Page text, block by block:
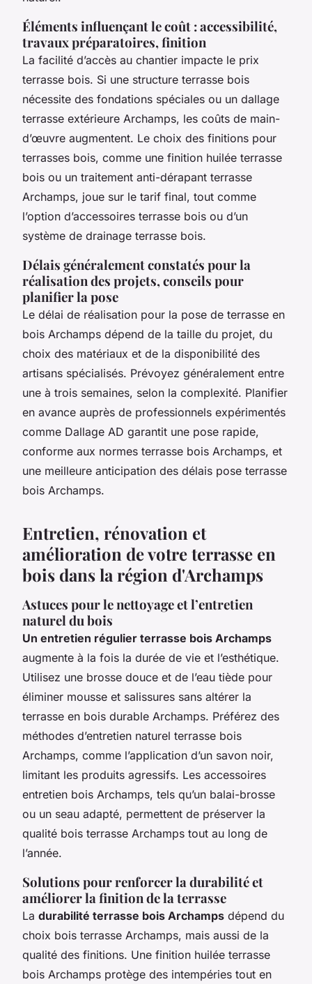
Éléments influençant le coût : accessibilité,
travaux préparatoires, finition
La facilité d’accès au chantier impacte le prix
terrasse bois. Si une structure terrasse bois
nécessite des fondations spéciales ou un dallage
terrasse extérieure Archamps, les coûts de main-
d’œuvre augmentent. Le choix des finitions pour
terrasses bois, comme une finition huilée terrasse
bois ou un traitement anti-dérapant terrasse
Archamps, joue sur le tarif final, tout comme
l’option d’accessoires terrasse bois ou d’un
système de drainage terrasse bois.
Délais généralement constatés pour la
réalisation des projets, conseils pour
planifier la pose
Le délai de réalisation pour la pose de terrasse en
bois Archamps dépend de la taille du projet, du
choix des matériaux et de la disponibilité des
artisans spécialisés. Prévoyez généralement entre
une à trois semaines, selon la complexité. Planifier
en avance auprès de professionnels expérimentés
comme Dallage AD garantit une pose rapide,
conforme aux normes terrasse bois Archamps, et
une meilleure anticipation des délais pose terrasse
bois Archamps.
Entretien, rénovation et
amélioration de votre terrasse en
bois dans la région d'Archamps
Astuces pour le nettoyage et l’entretien
naturel du bois
Un entretien régulier terrasse bois Archamps
augmente à la fois la durée de vie et l’esthétique.
Utilisez une brosse douce et de l’eau tiède pour
éliminer mousse et salissures sans altérer la
terrasse en bois durable Archamps. Préférez des
méthodes d’entretien naturel terrasse bois
Archamps, comme l’application d’un savon noir,
limitant les produits agressifs. Les accessoires
entretien bois Archamps, tels qu’un balai-brosse
ou un seau adapté, permettent de préserver la
qualité bois terrasse Archamps tout au long de
l’année.
Solutions pour renforcer la durabilité et
améliorer la finition de la terrasse
La durabilité terrasse bois Archamps dépend du
choix bois terrasse Archamps, mais aussi de la
qualité des finitions. Une finition huilée terrasse
bois Archamps protège des intempéries tout en